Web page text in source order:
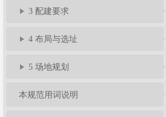
3 配建要求
4 布局与选址
5 场地规划
本规范用词说明